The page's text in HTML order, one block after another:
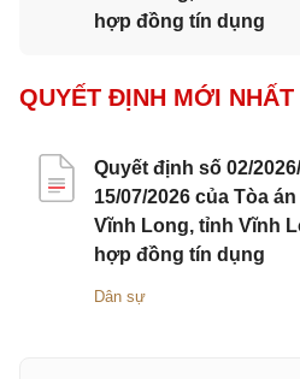
hợp đồng tín dụng
QUYẾT ĐỊNH MỚI NHẤT
Quyết định số 02/
15/07/2026 của Tòa
Vĩnh Long, tỉnh Vĩnh
hợp đồng tín dụng
Dân sự